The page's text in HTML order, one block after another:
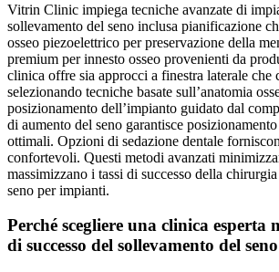
Vitrin Clinic impiega tecniche avanzate di
sollevamento del seno inclusa pianificazione
osseo piezoelettrico per preservazione della
premium per innesto osseo provenienti da
clinica offre sia approcci a finestra laterale che
selezionando tecniche basate sull’anatomia
posizionamento dell’impianto guidato dal
di aumento del seno garantisce
ottimali. Opzioni di sedazione dentale
confortevoli. Questi metodi avanzati
massimizzano i tassi di successo della
seno per impianti.
Perché scegliere una clinica esperta
di successo del sollevamento del seno